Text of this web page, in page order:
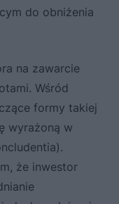
do obniżenia
na zawarcie
Wśród
formy takiej
wyrażoną w
że inwestor